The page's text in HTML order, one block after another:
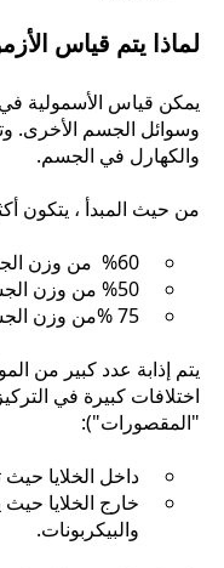
لماذا يتم قياس
يمكن قياس الأسمولية في
وسوائل الجسم الأخرى.
والكهارل في الجسم.
من حيث المبدأ ، يتكون
%60 من وزن الجسم عند الرجال
%50 من وزن الجسم عند النساء
75 %من وزن الجسم عند الرضع.
يتم إذابة عدد كبير من
اختلافات كبيرة في
"المقصورات"):
داخل الخلايا
خارج الخلايا
والبيكربونات.